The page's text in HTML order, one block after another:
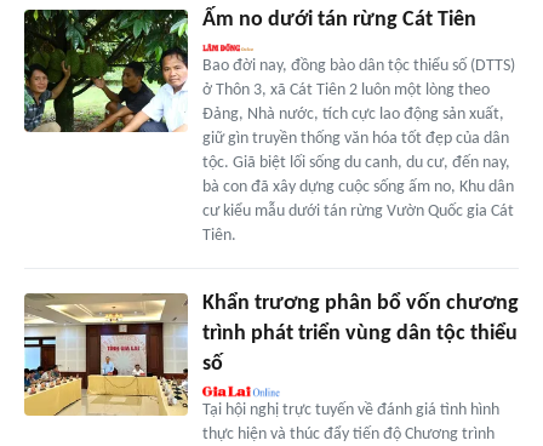
Ấm no dưới tán rừng Cát Tiên
Bao đời nay, đồng bào dân tộc thiểu số (DTTS)
ở Thôn 3, xã Cát Tiên 2 luôn một lòng theo
Đảng, Nhà nước, tích cực lao động sản xuất,
giữ gìn truyền thống văn hóa tốt đẹp của dân
tộc. Giã biệt lối sống du canh, du cư, đến nay,
bà con đã xây dựng cuộc sống ấm no, Khu dân
cư kiểu mẫu dưới tán rừng Vườn Quốc gia Cát
Tiên.
Khẩn trương phân bổ vốn chương
trình phát triển vùng dân tộc thiểu
số
Tại hội nghị trực tuyến về đánh giá tình hình
thực hiện và thúc đẩy tiến độ Chương trình